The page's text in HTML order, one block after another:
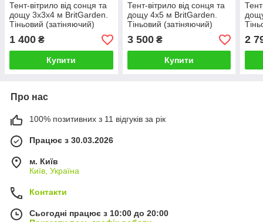
Тент-вітрило від сонця та
дощу 3х3х4 м BritGarden.
Тіньовий (затіняючий)
тент з оксфорду, бежевий.
Тінь 95%
1 400 ₴
Купити
Тент-вітрило від сонця та
дощу 4х5 м BritGarden.
Тіньовий (затіняючий)
тент з оксфорду, бежевий.
Тінь 95%
3 500₴
Купити
2
Про нас
100% позитивних з 11 відгуків за рік
Працює з 30.03.2026
м. Київ
Київ, Україна
Контакти
Сьогодні працює з 10:00 до 20:00